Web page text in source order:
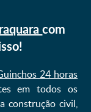
com
24 horas
em todos os
construção civil,